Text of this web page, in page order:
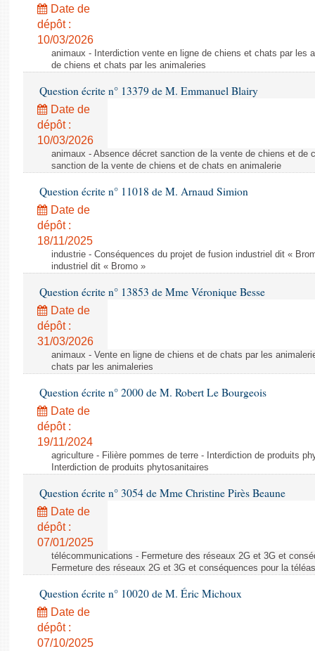
Budget et sécurité sociale
Questions écrites et orales
Comptes rendus des débats
Date de
dépôt :
10/03/2026
animaux - Interdiction vente en ligne de chiens et chats par les
de chiens et chats par les animaleries
Question écrite n° 13379 de M. Emmanuel Blairy
Date de
dépôt :
10/03/2026
animaux - Absence décret sanction de la vente de chiens et de
sanction de la vente de chiens et de chats en animalerie
Question écrite n° 11018 de M. Arnaud Simion
Date de
dépôt :
18/11/2025
industrie - Conséquences du projet de fusion industriel dit «
industriel dit « Bromo »
Question écrite n° 13853 de Mme Véronique Besse
Date de
dépôt :
31/03/2026
animaux - Vente en ligne de chiens et de chats par les
chats par les animaleries
Question écrite n° 2000 de M. Robert Le Bourgeois
Date de
dépôt :
19/11/2024
agriculture - Filière pommes de terre - Interdiction de produits
Interdiction de produits phytosanitaires
Question écrite n° 3054 de Mme Christine Pirès Beaune
Date de
dépôt :
07/01/2025
télécommunications - Fermeture des réseaux 2G et 3G et
Fermeture des réseaux 2G et 3G et conséquences pour la
Question écrite n° 10020 de M. Éric Michoux
Date de
dépôt :
07/10/2025